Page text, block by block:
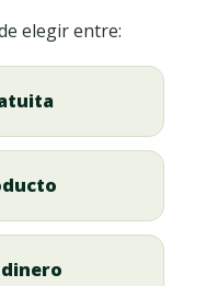
elegir entre: